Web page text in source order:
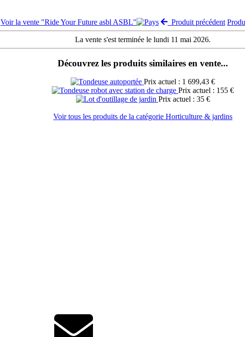
Voir la vente "Ride Your Future asbl ASBL"
Produit précédent
La vente s'est terminée le lundi 11 mai 2026.
Découvrez les produits similaires en vente...
Prix actuel : 1 699,43 €
Prix actuel : 155 €
Prix actuel : 35 €
Voir tous les produits de la catégorie Horticulture & jardins